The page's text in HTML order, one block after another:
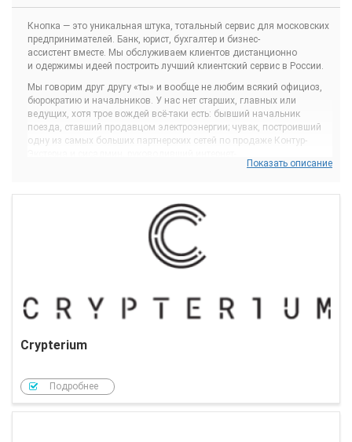
Кнопка — это уникальная штука, тотальный сервис для московских
предпринимателей. Банк, юрист, бухгалтер и бизнес-
ассистент вместе. Мы обслуживаем клиентов дистанционно
и одержимы идеей построить лучший клиентский сервис в России.
Мы говорим друг другу «ты» и вообще не любим всякий официоз,
бюрократию и начальников. У нас нет старших, главных или
ведущих, хотя трое вождей всё-таки есть: бывший начальник
поезда, ставший продавцом электроэнергии; чувак, построивший
одну из самых больших партнерских сетей по продаже Контур-
А ещё здесь тебе придётся постоянно расти, учиться таким штукам,
о которых в прошлой жизни ты даже не подозревал. И это
невероятно бодрит, потому что никогда не бывает скучно и не жмёт
потолок. Мы гоняем по офису на самокатах, занимаемся йогой,
учим английский и едим колбасу по пятницам. Потому что
мы верим — только счастливая команда сможет сделать
Показать описание
Crypterium
Подробнее